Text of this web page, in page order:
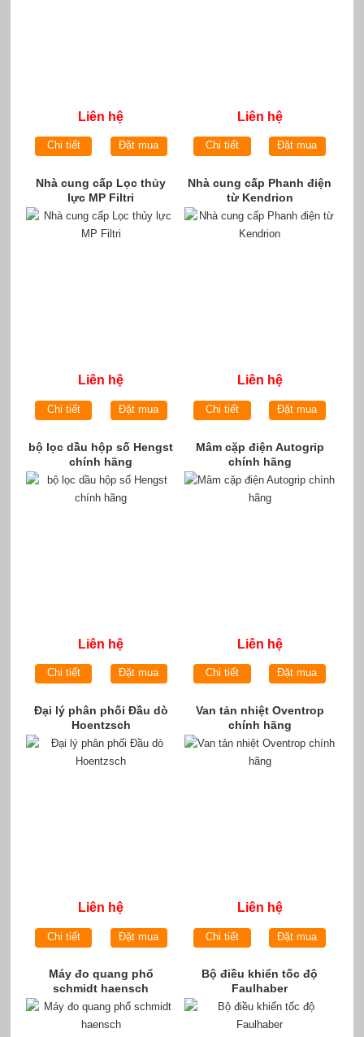
Liên hệ
Chi tiết Đặt mua
Liên hệ
Chi tiết Đặt mua
Nhà cung cấp Lọc thủy
lực MP Filtri
Liên hệ
Chi tiết Đặt mua
Nhà cung cấp Phanh điện
từ Kendrion
Liên hệ
Chi tiết Đặt mua
bộ lọc dầu hộp số Hengst
chính hãng
Liên hệ
Chi tiết Đặt mua
Mâm cặp điện Autogrip
chính hãng
Liên hệ
Chi tiết Đặt mua
Đại lý phân phối Đầu dò
Hoentzsch
Liên hệ
Chi tiết Đặt mua
Van tản nhiệt Oventrop
chính hãng
Liên hệ
Chi tiết Đặt mua
Máy đo quang phổ
schmidt haensch
Bộ điều khiển tốc độ
Faulhaber